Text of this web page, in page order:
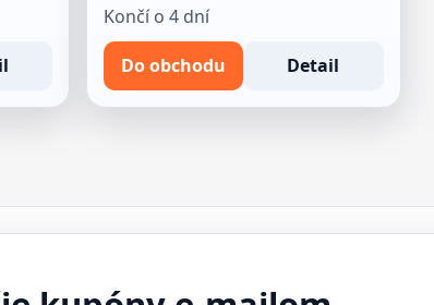
Končí o 4 dní
Do obchodu Detail